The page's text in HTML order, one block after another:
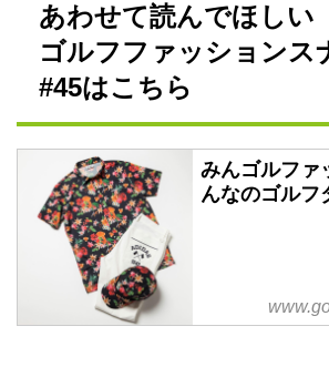
あわせて読んでほしい
ゴルフファッションス
#45はこちら
みんゴルファ
んなのゴルフ